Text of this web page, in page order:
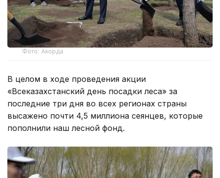
Фото: Акорда
В целом в ходе проведения акции
«Всеказахстанский день посадки леса» за
последние три дня во всех регионах страны
высажено почти 4,5 миллиона сеянцев, которые
пополнили наш лесной фонд.